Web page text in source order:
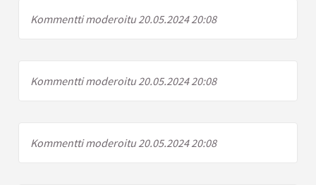
Kommentti moderoitu 20.05.2024 20:08
Kommentti moderoitu 20.05.2024 20:08
Kommentti moderoitu 20.05.2024 20:08